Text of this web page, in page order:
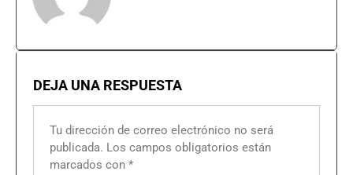
DEJA UNA RESPUESTA
Tu dirección de correo electrónico no será
publicada. Los campos obligatorios están
marcados con *